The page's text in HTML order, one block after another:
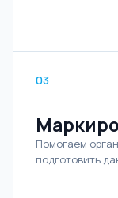
03
Помогаем
подготовить